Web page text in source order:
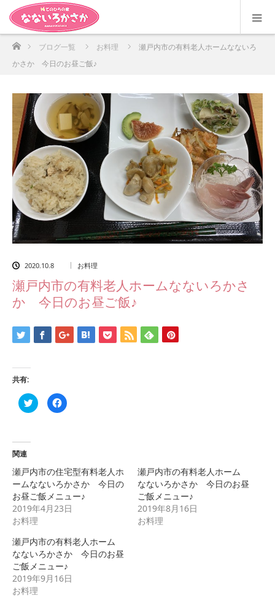
ホームブログ一覧 お料理
瀬戸内市の有料老人ホームなないろ
かさか 今日のお昼ご飯♪
2020.10.8 お料理
瀬戸内市の有料老人ホームなないろかさ
か 今日のお昼ご飯♪
共有:
ク
リ
有
(新
し
い
ウ
ィ
ン
ド
ウ
開
き
ま
す)
Facebook
で
リ
ッ
ク
し
て
く
だ
し
い
ウ
ィ
ン
ド
ウ
関連
瀬戸内市の住宅型有料老人ホ
ームなないろかさか 今日の
お昼ご飯メニュー♪
2019年4月23日
お料理
瀬戸内市の有料老人ホーム
なないろかさか 今日のお昼
ご飯メニュー♪
2019年8月16日
お料理
瀬戸内市の有料老人ホーム
なないろかさか 今日のお昼
ご飯メニュー♪
2019年9月16日
お料理